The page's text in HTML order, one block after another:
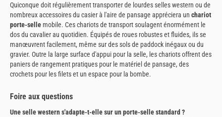
Quiconque doit régulièrement transporter de lourdes selles western ou de
nombreux accessoires du casier à l'aire de pansage appréciera un chariot
porte-selle mobile. Ces chariots de transport soulagent énormément le
dos du cavalier au quotidien. Équipés de roues robustes et fluides, ils se
manœuvrent facilement, même sur des sols de paddock inégaux ou du
gravier. Outre la large surface d'appui pour la selle, les chariots offrent des
paniers de rangement pratiques pour le matériel de pansage, des
crochets pour les filets et un espace pour la bombe.
Foire aux questions
Une selle western s'adapte-t-elle sur un porte-selle standard ?